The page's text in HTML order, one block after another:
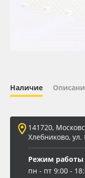
ПЭТ листовой
Вспененный ПВХ
Баннер
Наличие
141720,
Хлебниково, ул.
Режим работы
пн - пт 9:00 -